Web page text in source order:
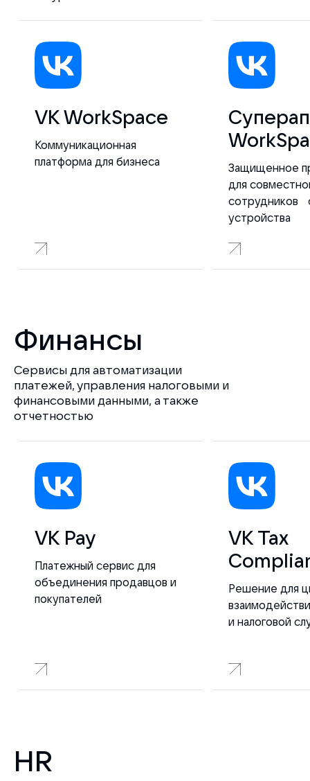
VK WorkSpace
Коммуникационная
платформа для бизнеса
Защищенное
для
сотрудников
устройства
Финансы
Сервисы для автоматизации
платежей, управления налоговыми и
финансовыми данными, а также
отчетностью
VK Pay
Платежный сервис для
объединения продавцов и
покупателей
VK Tax
Решение для
и налоговой
HR